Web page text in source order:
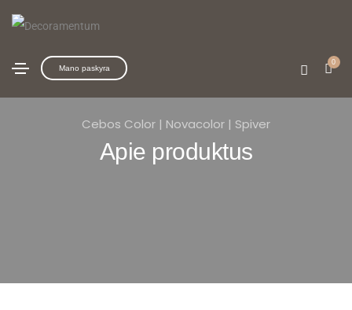
Mano paskyra
0
Cebos Color | Novacolor | Spiver
Apie produktus